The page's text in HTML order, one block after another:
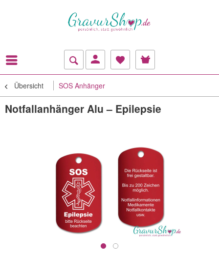
Übersicht SOS Anhänger
Notfallanhänger Alu – Epilepsie